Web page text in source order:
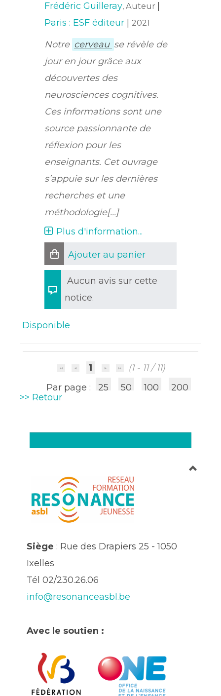
Frédéric Guilleray, Auteur
Paris : ESF éditeur
2021
Notre cerveau se révèle de
jour en jour grâce aux
découvertes des
neurosciences cognitives.
Ces informations sont une
source passionnante de
réflexion pour les
enseignants. Cet ouvrage
s’appuie sur les dernières
recherches et une
méthodologie[...]
Plus d'information...
Ajouter au panier
Aucun avis sur cette
notice.
Disponible
1
(1 - 11 / 11)
Par page :
25 50 100
200
>> Retour
Siège : Rue des Drapiers 25 - 1050
Ixelles
Tél 02/230.26.06
info@resonanceasbl.be
Avec le soutien :